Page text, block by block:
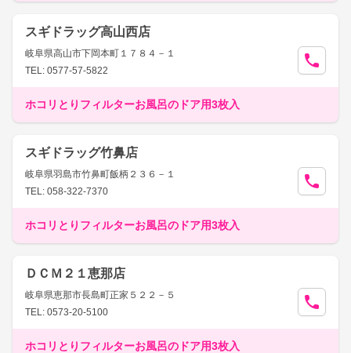
スギドラッグ高山西店
岐阜県高山市下岡本町１７８４－１
TEL: 0577-57-5822
ホコリとりフィルターお風呂のドア用3枚入
スギドラッグ竹鼻店
岐阜県羽島市竹鼻町飯柄２３６－１
TEL: 058-322-7370
ホコリとりフィルターお風呂のドア用3枚入
ＤＣＭ２１恵那店
岐阜県恵那市長島町正家５２２－５
TEL: 0573-20-5100
ホコリとりフィルターお風呂のドア用3枚入